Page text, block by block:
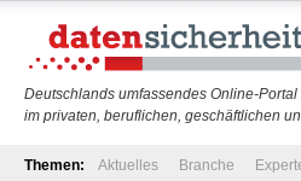
Deutschlands umfassendes Online-
im privaten, beruflichen, geschäftlichen
Themen: Aktuelles Branche